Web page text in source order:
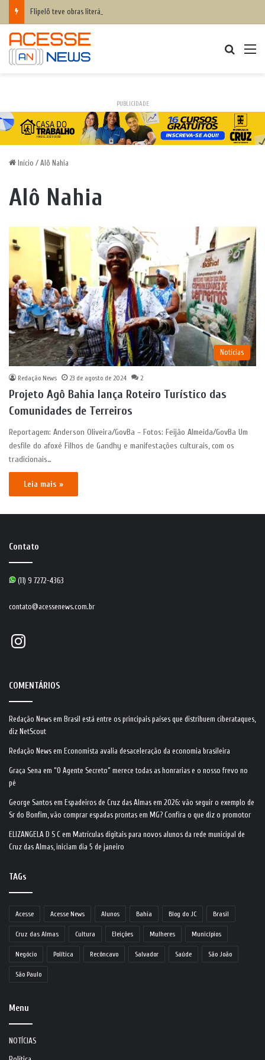
PUBLICIDADE
Início / Alô Nahia
Alô Nahia
Notícias
Redação News 23 de agosto de 2024 2
Projeto Agô Bahia lança Roteiro Turístico das
Comunidades de Terreiros
Reportagem: Anderson Oliveira/GovBa – Fotos: Feijão Almeida/GovBa Um
desfile do afoxé Filhos de Gandhy e manifestações culturais, com os
tradicionais…
Leia mais »
Contato
(11) 9 7272-4363
contato@acessenews.com.br
Instagram
COMENTÁRIOS
Redação News em Brasil está entre os principais países que distribuem ciberataques,
diz NetScout
Redação News em Economista avalia desaceleração da economia brasileira
Graça Sena em “O Agente Secreto” merece todas as honrarias e o nosso frevo no
pé
George Santos em Espadeiros de Cruz das Almas em 2026: vão seguir o exemplo de
Sr do Bonfim, vão comprar espadas prontas em MG? Confira o que diz o promotor
ELIZANGELA D S C em Matrículas digitais para novos alunos da rede municipal de
Cruz das Almas, iniciam dia 5 de janeiro
TAGs
Acesse Acesse News Alunos Bahia Blog do JC Brasil
Cruz das Almas Cultura Eleições Mulheres Municípios
Negócio Política Recôncavo Salvador Saúde São João
São Paulo
Menu
NOTÍCIAS